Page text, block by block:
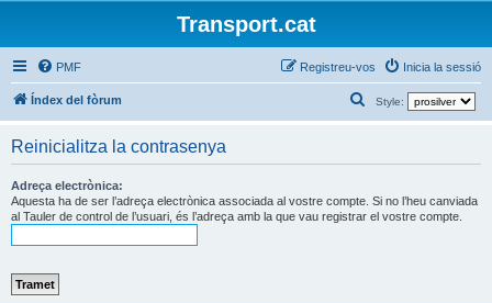
Transport.cat
PMF Inicia la sessió
Registreu-vos
Índex del fòrum Style:
e
a
Reinicialitza la contrasenya
Adreça electrònica:
Aquesta ha de ser l’adreça electrònica associada al vostre compte. Si no l’heu canviada
al Tauler de control de l’usuari, és l’adreça amb la que vau registrar el vostre compte.